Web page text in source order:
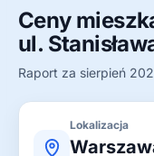
Ceny
ul.
Raport za sierpień
Lokalizacja